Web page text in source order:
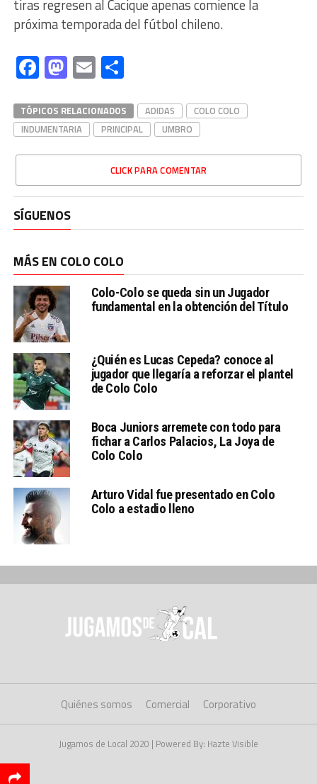
tiras regresen al Cacique apenas comience la
próxima temporada del fútbol chileno.
Facebook
Mastodon
EmailCompartir
TÓPICOS RELACIONADOS ADIDAS
COLO COLO
INDUMENTARIA
PRINCIPAL UMBRO
CLICK PARA COMENTAR
SÍGUENOS
MÁS EN COLO COLO
Colo-Colo se queda sin un Jugador
fundamental en la obtención del Título
¿Quién es Lucas Cepeda? conoce al
jugador que llegaría a reforzar el plantel
de Colo Colo
Boca Juniors arremete con todo para
fichar a Carlos Palacios, La Joya de
Colo Colo
Arturo Vidal fue presentado en Colo
Colo a estadio lleno
Quiénes somos Comercial Corporativo
Jugamos de Local 2020 | Powered By: Hazte Visible